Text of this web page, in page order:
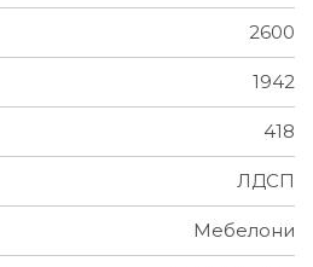
2600
1942
418
ЛДСП
Мебелони